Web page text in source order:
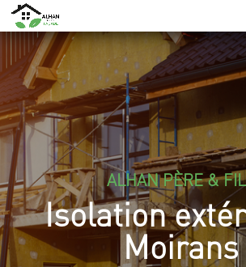
ALHAN PÈRE &
Isolation
Moirans